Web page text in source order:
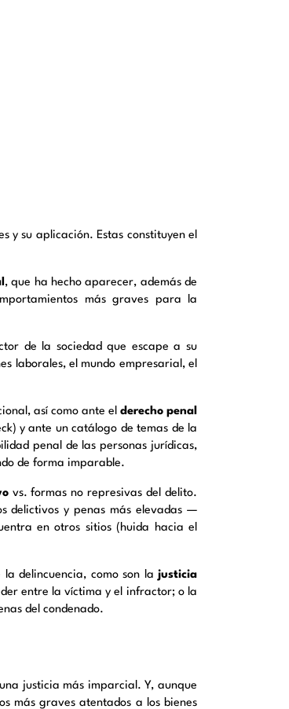
y su aplicación. Estas constituyen el
, que ha hecho aparecer, además de
más graves para la
de la sociedad que escape a su
laborales, el mundo empresarial, el
así como ante el derecho penal
y ante un catálogo de temas de la
penal de las personas jurídicas,
de forma imparable.
vs. formas no represivas del delito.
delictivos y penas más elevadas —
en otros sitios (huida hacia el
delincuencia, como son la justicia
entre la víctima y el infractor; o la
del condenado.
justicia más imparcial. Y, aunque
más graves atentados a los bienes